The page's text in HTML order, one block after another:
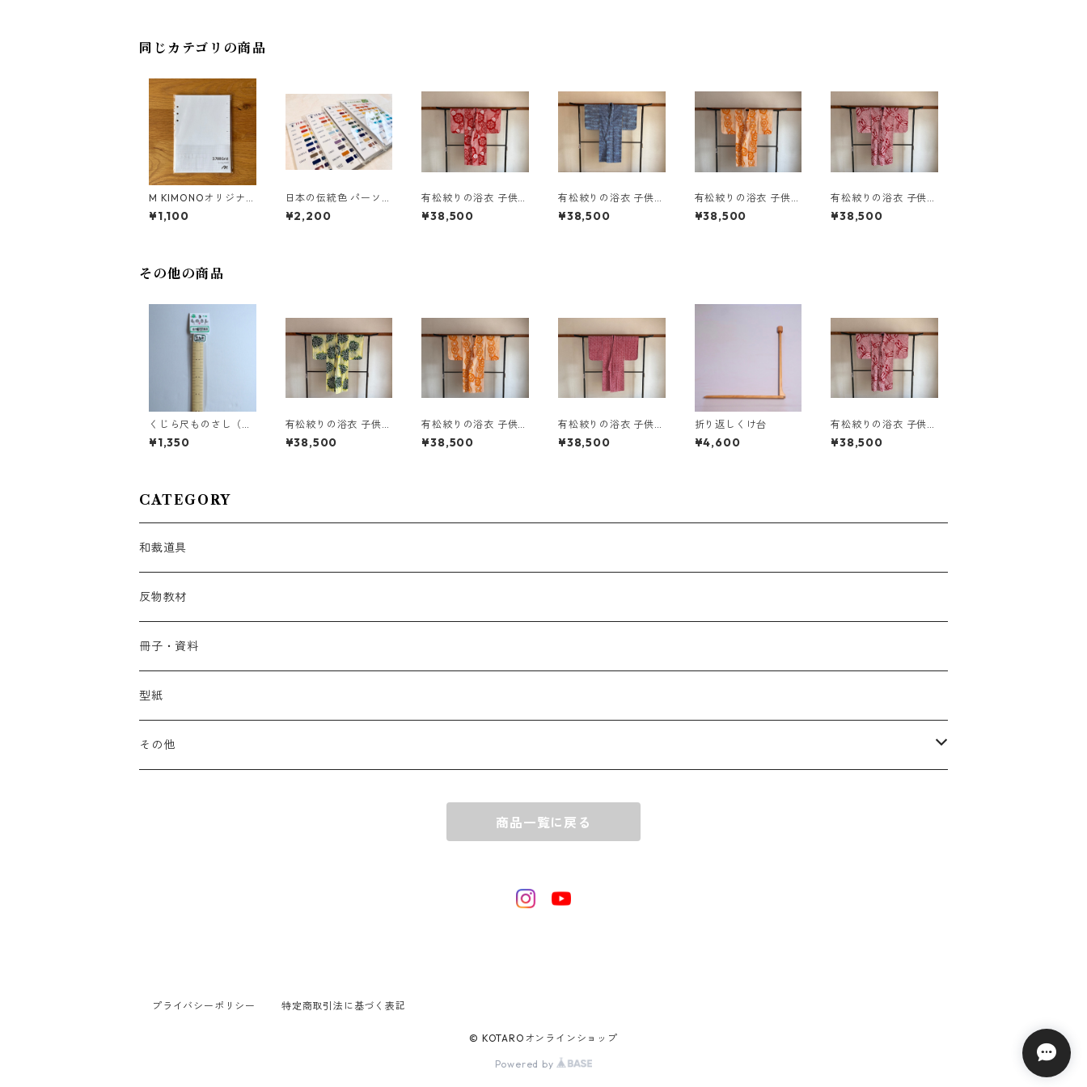
同じカテゴリの商品
M KIMONOオリジナル
システム手帳6穴用リ
フィル
¥1,100
日本の伝統色 パーソナ
ルカラーシーズン別 色
見本
¥2,200
有松絞りの浴衣 子供用
no.5117
¥38,500
有松絞りの浴衣 子供用
no.5100
¥38,500
有松絞りの浴衣 子供用
no.5102
¥38,500
有松絞りの浴衣 子供用
no.5104
¥38,500
その他の商品
くじら尺ものさし（両
目） 二尺
¥1,350
有松絞りの浴衣 子供用
no.5112
¥38,500
有松絞りの浴衣 子供用
no.5102
¥38,500
有松絞りの浴衣 子供用
no.5199
¥38,500
折り返しくけ台
¥4,600
有松絞りの浴衣 子供用
no.5104
¥38,500
CATEGORY
和裁道具
反物教材
冊子・資料
型紙
その他
商品一覧に戻る
プライバシーポリシー 特定商取引法に基づく表記
© KOTAROオンラインショップ
Powered by